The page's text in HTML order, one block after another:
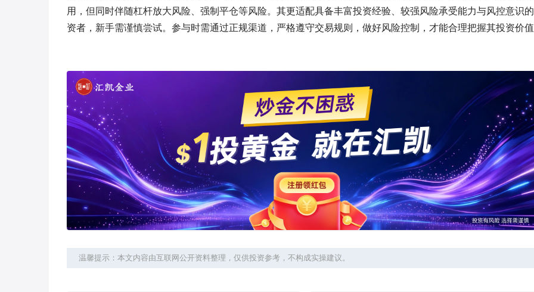
用，但同时伴随杠杆放大风险、强制平仓等风险。其更适配具备丰富投资经验、较强风险承受能力与风控意识
资者，新手需谨慎尝试。参与时需通过正规渠道，严格遵守交易规则，做好风险控制，才能合理把握其投资价值
温馨提示：本文内容由互联网公开资料整理，仅供投资参考，不构成实操建议。